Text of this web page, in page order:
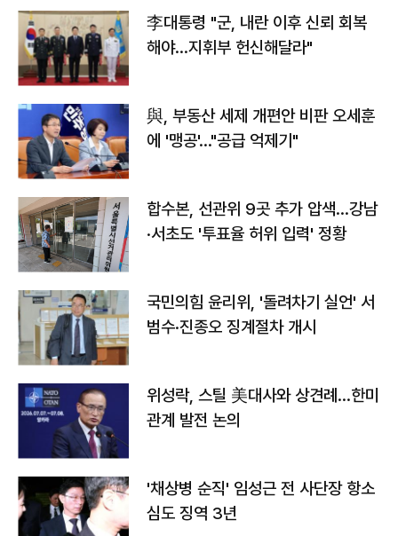
李대통령 "군, 내란 이후 신뢰 회복
해야…지휘부 헌신해달라"
與, 부동산 세제 개편안 비판 오세훈
에 '맹공'…"공급 억제기"
합수본, 선관위 9곳 추가 압색…강남
·서초도 '투표율 허위 입력' 정황
국민의힘 윤리위, '돌려차기 실언' 서
범수·진종오 징계절차 개시
위성락, 스틸 美대사와 상견례…한미
관계 발전 논의
'채상병 순직' 임성근 전 사단장 항소
심도 징역 3년